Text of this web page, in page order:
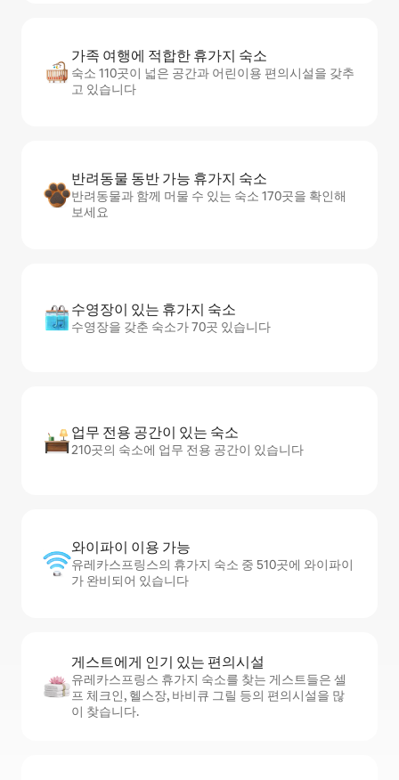
가족 여행에 적합한 휴가지 숙소
숙소 110곳이 넓은 공간과 어린이용 편의시설을 갖추
고 있습니다
반려동물 동반 가능 휴가지 숙소
반려동물과 함께 머물 수 있는 숙소 170곳을 확인해
보세요
수영장이 있는 휴가지 숙소
수영장을 갖춘 숙소가 70곳 있습니다
업무 전용 공간이 있는 숙소
210곳의 숙소에 업무 전용 공간이 있습니다
와이파이 이용 가능
유레카스프링스의 휴가지 숙소 중 510곳에 와이파이
가 완비되어 있습니다
게스트에게 인기 있는 편의시설
유레카스프링스 휴가지 숙소를 찾는 게스트들은 셀
프 체크인, 헬스장, 바비큐 그릴 등의 편의시설을 많
이 찾습니다.